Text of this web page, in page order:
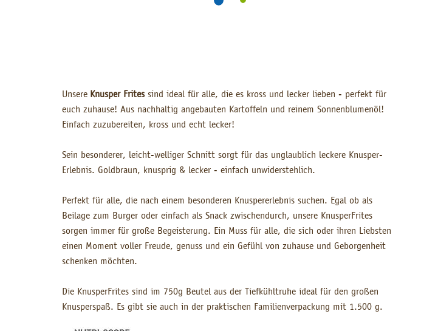
Unsere Knusper Fritessind ideal für alle, die es kross und lecker lieben - perfekt für
euch zuhause! Aus nachhaltig angebauten Kartoffeln und reinem Sonnenblumenöl!
Einfach zuzubereiten, kross und echt lecker!
Sein besonderer, leicht-welliger Schnitt sorgt für das unglaublich leckere Knusper-
Erlebnis. Goldbraun, knusprig & lecker - einfach unwiderstehlich.
Perfekt für alle, die nach einem besonderen Knuspererlebnis suchen. Egal ob als
Beilage zum Burger oder einfach als Snack zwischendurch, unsere KnusperFrites
sorgen immer für große Begeisterung. Ein Muss für alle, die sich oder ihren Liebsten
einen Moment voller Freude, genuss und ein Gefühl von zuhause und Geborgenheit
schenken möchten.
Die KnusperFrites sind im 750g Beutel aus der Tiefkühltruhe ideal für den großen
Knusperspaß. Es gibt sie auch in der praktischen Familienverpackung mit 1.500 g.